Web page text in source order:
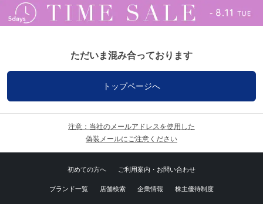
ただいま混み合っております
トップページへ
注意：当社のメールアドレスを使用した
偽装メールにご注意ください
初めての方へ ご利用案内・お問い合わせ
ブランド一覧 店舗検索 企業情報 株主優待制度